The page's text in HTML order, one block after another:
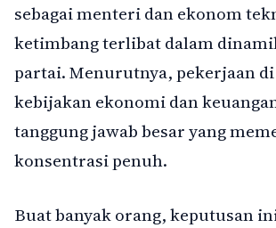
sebagai menteri dan ekonom
ketimbang terlibat dalam
partai. Menurutnya, pekerjaan
kebijakan ekonomi dan
tanggung jawab besar yang
konsentrasi penuh.
Buat banyak orang, keputusan